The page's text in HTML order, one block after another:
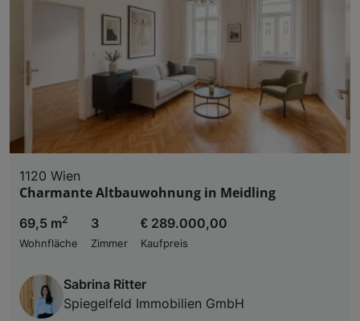
1120 Wien
Charmante Altbauwohnung in Meidling
69,5 m2
Wohnfläche
3
Zimmer
€ 289.000,00
Kaufpreis
Sabrina Ritter
Spiegelfeld Immobilien GmbH